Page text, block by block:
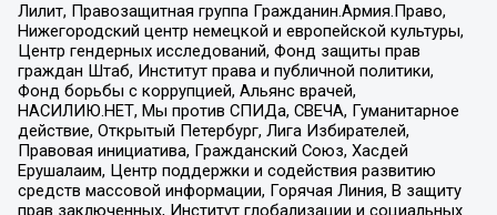
Лилит, Правозащитная группа Гражданин.Армия.Право,
Нижегородский центр немецкой и европейской культуры,
Центр гендерных исследований, Фонд защиты прав
граждан Штаб, Институт права и публичной политики,
Фонд борьбы с коррупцией, Альянс врачей,
НАСИЛИЮ.НЕТ, Мы против СПИДа, СВЕЧА, Гуманитарное
действие, Открытый Петербург, Лига Избирателей,
Правовая инициатива, Гражданский Союз, Хасдей
Ерушалаим, Центр поддержки и содействия развитию
средств массовой информации, Горячая Линия, В защиту
прав заключенных, Институт глобализации и социальных